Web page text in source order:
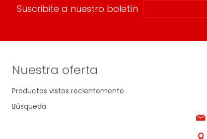
Suscribite a nuestro boletín
Nuestra oferta
Productos vistos recientemente
Búsqueda